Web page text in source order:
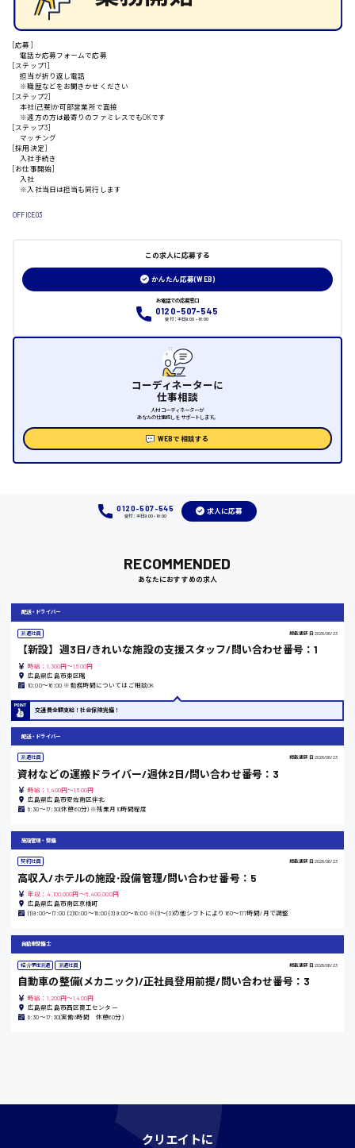
大竹市
三次市
竹原市
熊本県
東京都
島根県
香川県
愛知県
日給制すべて
[応募]
電話か応募フォームで応募
[ステップ1]
担当が折り返し電話
※職歴などをお聞きかせください
[ステップ2]
本社(己斐)か可部営業所で面接
※遠方の方は最寄りのファミレスでもOKです
[ステップ3]
マッチング
[採用決定]
入社手続き
[お仕事開始]
入社
※入社当日は担当も同行します
OFFICE03
この求人に応募する
かんたん応募(WEB)
お電話での応募窓口
0120-507-545
受付：平日9:00 - 18:00
コーディネーターに
仕事相談
人材コーディネーターが
あなたの仕事探しをサポートします。
WEBで相談する
0120-507-545
受付：平日9:00 - 18:00
求人に応募
RECOMMENDED
あなたにおすすめの求人
配送・ドライバー
派遣社員 掲載更新日 2026/06/23
【新設】週3日/きれいな施設の支援スタッフ/問い合わせ番号：1
時給：1,300円～1,500円
広島県広島市東区曙
10:00〜16:00 ※勤務時間についてはご相談OK
交通費全額支給！社会保険完備！
配送・ドライバー
派遣社員 掲載更新日 2026/06/23
資材などの運搬ドライバー/週休2日/問い合わせ番号：3
時給：1,400円～1,500円
広島県広島市安佐南区伴北
8:30〜17:30(休憩60分) ※残業月10時間程度
施設管理・整備
契約社員 掲載更新日 2026/06/23
高収入/ホテルの施設･設備管理/問い合わせ番号：5
年収：4,100,000円～5,400,000円
広島県広島市南区京橋町
(1)9:00〜17:00 (2)10:00〜18:00 (3)9:00〜18:00 ※(1)〜(3)の他シフトにより160〜177時間/月で調整
自動車整備士
紹介予定派遣 派遣社員 掲載更新日 2026/06/23
自動車の整備(メカニック)/正社員登用前提/問い合わせ番号：3
時給：1,200円～1,400円
広島県広島市西区商工センター
8:30〜17:30(実働8時間 休憩60分)
クリエイトに